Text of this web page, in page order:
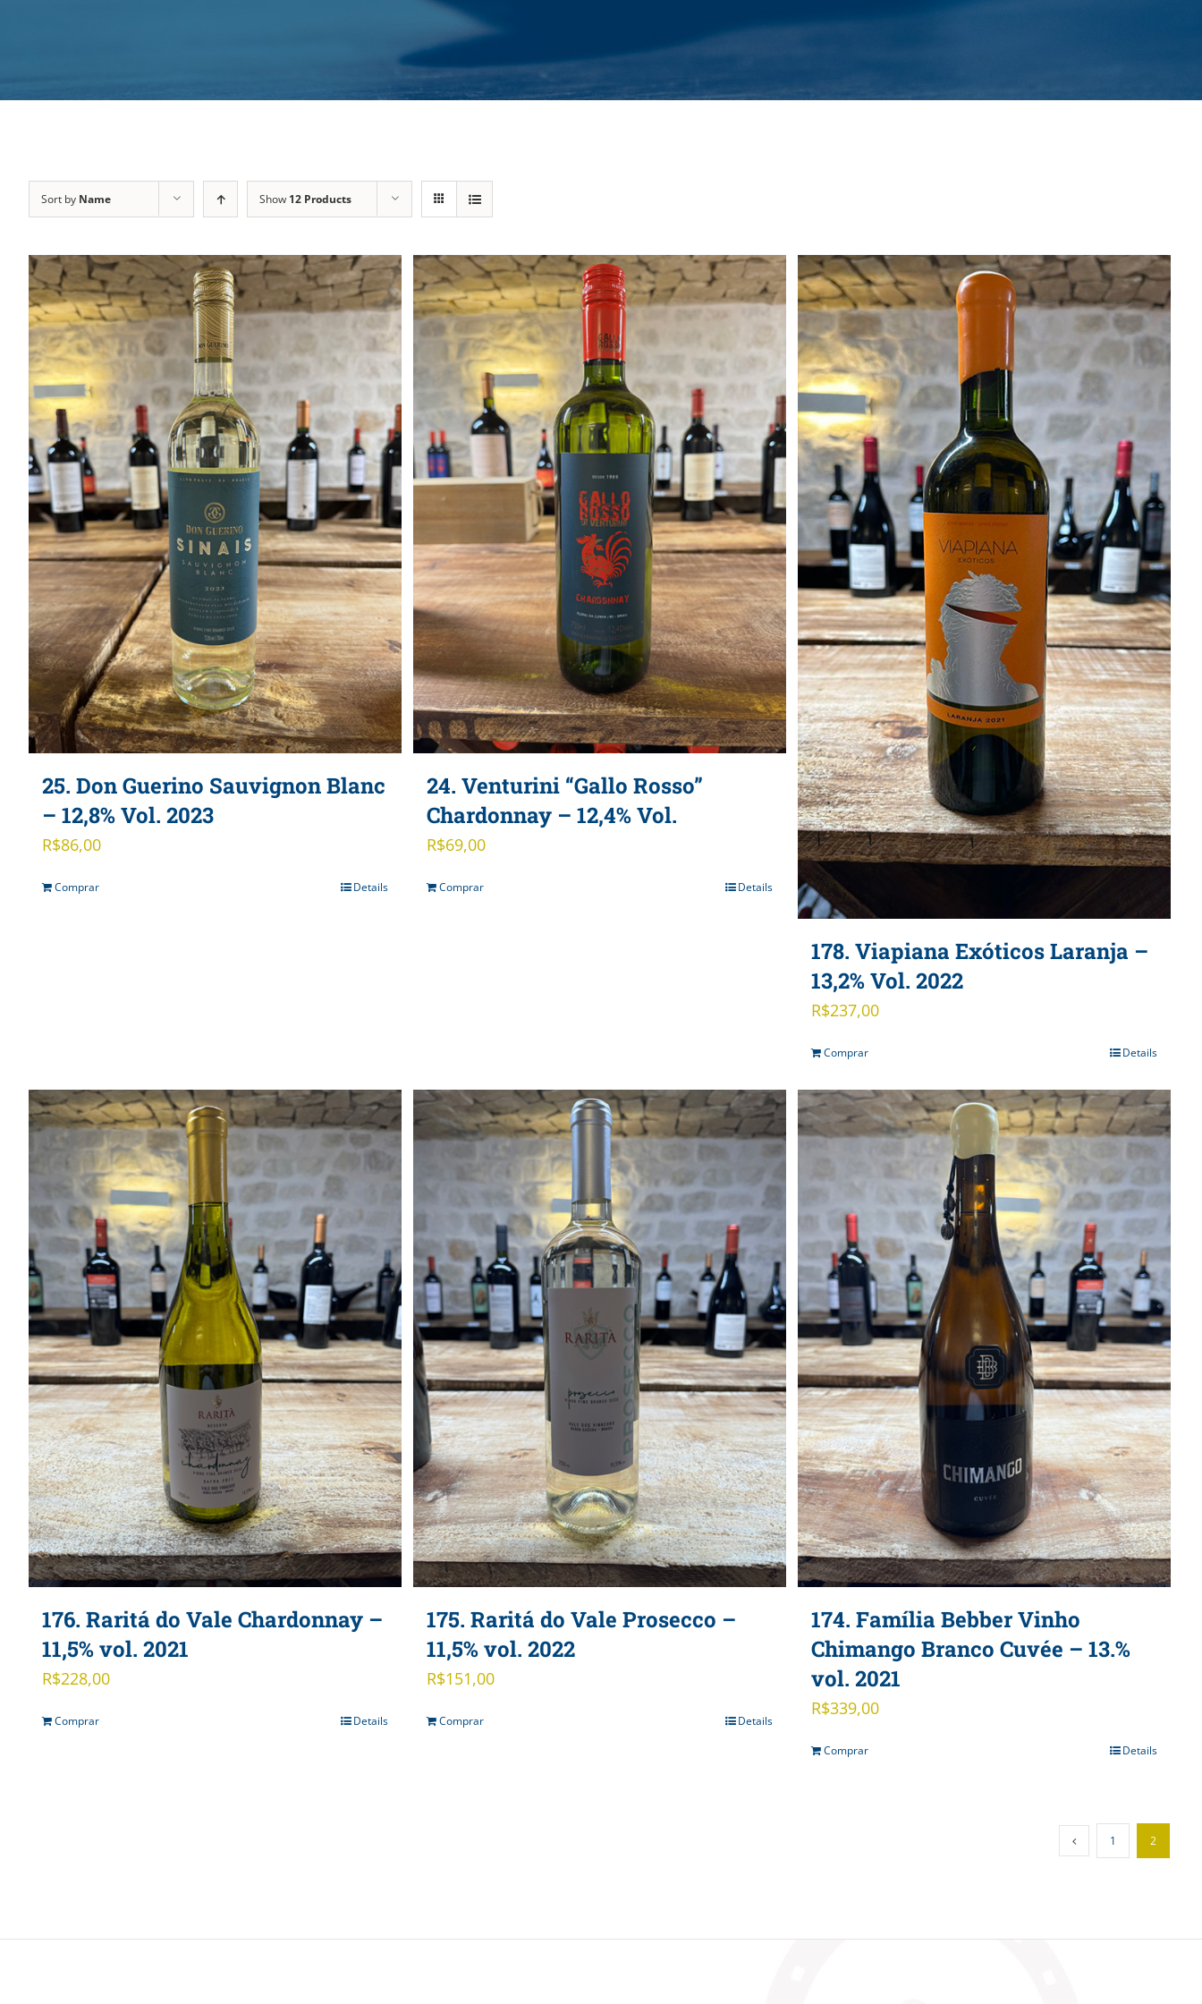
Sort by Name Show 12 Products
25. Don Guerino Sauvignon Blanc
– 12,8% Vol. 2023
R$86,00
Comprar Details
24. Venturini “Gallo Rosso”
Chardonnay – 12,4% Vol.
R$69,00
Comprar Details
178. Viapiana Exóticos Laranja –
13,2% Vol. 2022
R$237,00
Comprar Details
176. Raritá do Vale Chardonnay –
11,5% vol. 2021
R$228,00
Comprar Details
175. Raritá do Vale Prosecco –
11,5% vol. 2022
R$151,00
Comprar Details
174. Família Bebber Vinho
Chimango Branco Cuvée – 13.%
vol. 2021
R$339,00
Comprar Details
1 2